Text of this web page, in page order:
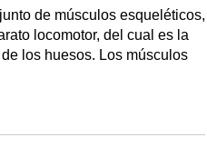
de músculos esqueléticos,
locomotor, del cual es la
los huesos. Los músculos